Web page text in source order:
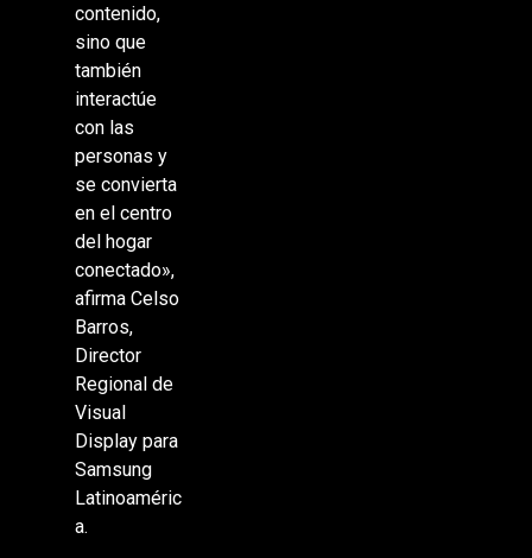
contenido,
sino que
también
interactúe
con las
personas y
se convierta
en el centro
del hogar
conectado»,
afirma Celso
Barros,
Director
Regional de
Visual
Display para
Samsung
Latinoaméric
a.